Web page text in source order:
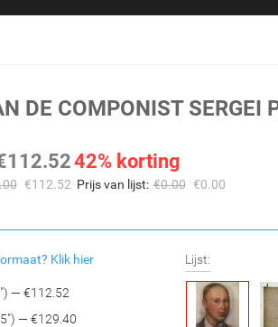
DE COMPONIST SERGEI
112.5242% korting
€112.52 Prijs van lijst: €0.00 €0.00
Klik hier
— €112.52
— €129.40
Lijst: